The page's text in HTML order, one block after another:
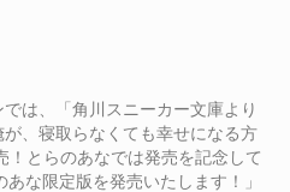
は、「角川スニーカー文庫より
が、寝取らなくても幸せになる方
とらのあなでは発売を記念して
な限定版を発売いたします！」